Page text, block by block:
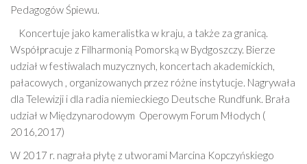
Pedagogów Śpiewu.
Koncertuje jako kameralistka w kraju, a także za granicą.
Współpracuje z Filharmonią Pomorską w Bydgoszczy. Bierze
udział w festiwalach muzycznych, koncertach akademickich,
pałacowych , organizowanych przez różne instytucje. Nagrywała
dla Telewizji i dla radia niemieckiego Deutsche Rundfunk. Brała
udział w Międzynarodowym Operowym Forum Młodych (
2016,2017)
W 2017 r. nagrała płytę z utworami Marcina Kopczyńskiego